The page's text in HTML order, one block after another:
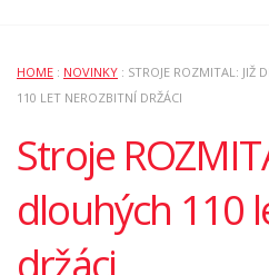
HOME : NOVINKY : STROJE ROZMITAL: JIŽ
110 LET NEROZBITNÍ DRŽÁCI
Stroje
dlouhých 110